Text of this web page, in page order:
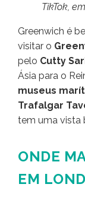
TikTok,
Greenwich é
visitar o
pelo Cutty
Ásia para o
museus
Trafalgar
tem uma vista
ONDE
EM